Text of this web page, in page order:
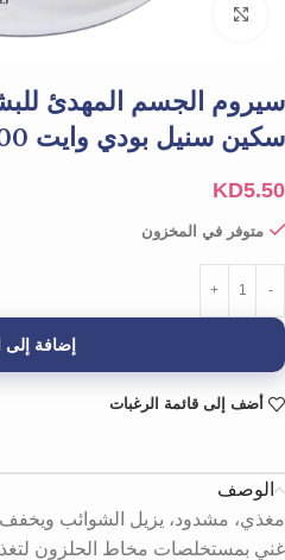
Click to enlarge
سيروم الجسم المهدئ
سكين سنيل بودي وايت 500 غرام
KD5.50
متوفر في المخزون
إضافة إلى
أضف إلى قائمة الرغبات
الوصف
مغذي، مشدود، يزيل الشوائب ويخفف
غني بمستخلصات مخاط الحلزون